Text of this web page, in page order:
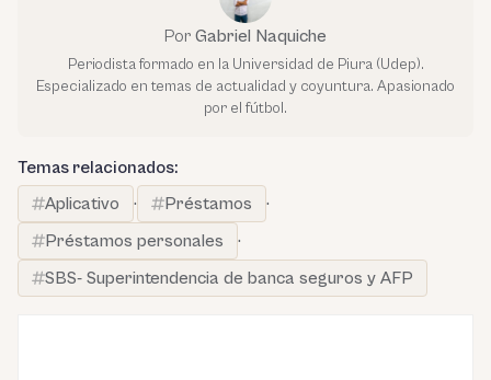
Por Gabriel Naquiche
Periodista formado en la Universidad de Piura (Udep).
Especializado en temas de actualidad y coyuntura. Apasionado
por el fútbol.
Temas relacionados:
Aplicativo
· Préstamos
·
Préstamos personales
·
SBS- Superintendencia de banca seguros y AFP